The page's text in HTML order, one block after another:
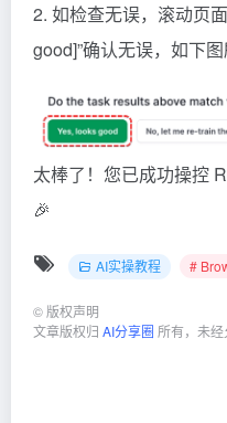
2. 如检查无误，滚动页
good]”确认无误，如下图
太棒了！您已成功操控
🎉
AI实操教程 #
© 版权声明
文章版权归 AI分享圈 所有，未经